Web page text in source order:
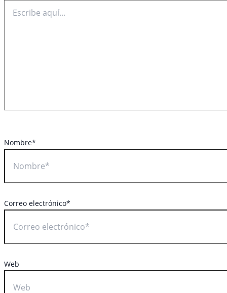
Nombre*
Correo electrónico*
Web